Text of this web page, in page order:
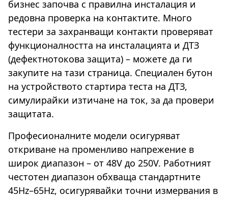
бизнес започва с правилна инсталация и
редовна проверка на контактите. Много
тестери за захранващи контакти проверяват
функционалността на инсталацията и ДТЗ
(дефектнотокова защита) – можете да ги
закупите на тази страница. Специален бутон
на устройството стартира теста на ДТЗ,
симулирайки изтичане на ток, за да провери
защитата.
Професионалните модели осигуряват
откриване на променливо напрежение в
широк диапазон – от 48V до 250V. Работният
честотен диапазон обхваща стандартните
45Hz–65Hz, осигурявайки точни измервания в